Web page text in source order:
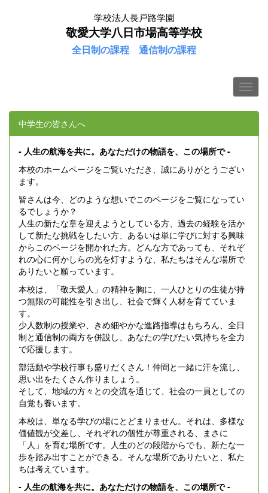
学校法人長戸路学園
敬愛大学八日市場高等学校
全日制の課程 通信制の課程
中学生の皆さんへ
- 人生の航海を共に。あなただけの物語を、この場所で -
本校のホームページをご覧いただき、誠にありがとうござい
ます。
皆さんは今、どのような想いでこのページをご覧になってい
るでしょうか？
人生の新たな章を迎えようとしている方、過去の経験を活か
して新たな挑戦をしたい方、あるいは単に学びに対する興味
からこのページを開かれた方。どんな方であっても、それぞ
れの心に何かしらの光を灯すような、私たちはそんな場所で
ありたいと願っています。
本校は、「敬天愛人」の精神を胸に、一人ひとりの生徒が持
つ無限の可能性を引き出し、社会で輝く人材を育てていま
す。
少人数制の授業や、きめ細やかな進路指導はもちろん、全日
制と通信制の両方を併設し、あなたの学びたい気持ちを全力
で応援します。
部活動や学校行事も盛りだくさん！仲間と一緒に汗を流し、
思い出をたくさん作りましょう。
そして、地域の方々との交流を通じて、社会の一員としての
自覚も養います。
本校は、単なる学びの場にとどまりません。それは、多様な
価値観が交差し、それぞれの個性が尊重される、まさに
「人」を育む場所です。人生のどの段階からでも、新たな一
歩を踏み出すことができる。そんな場所でありたいと、私た
ちは考えています。
- 人生の航海を共に。あなただけの物語を、この場所で -